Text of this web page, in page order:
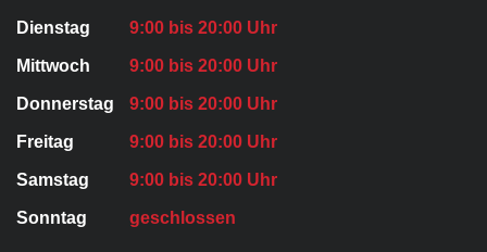
Dienstag 9:00 bis 20:00 Uhr
Mittwoch 9:00 bis 20:00 Uhr
Donnerstag 9:00 bis 20:00 Uhr
Freitag 9:00 bis 20:00 Uhr
Samstag 9:00 bis 20:00 Uhr
Sonntag geschlossen